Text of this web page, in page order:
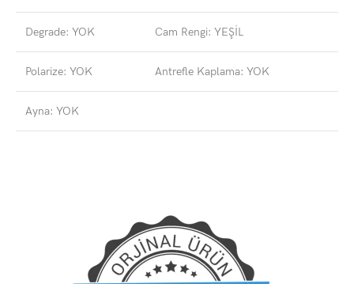
Degrade: YOK Cam Rengi: YEŞİL
Polarize: YOK Antrefle Kaplama: YOK
Ayna: YOK